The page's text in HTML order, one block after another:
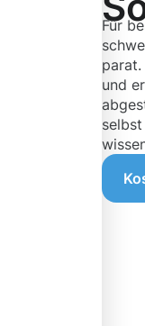
Für
und